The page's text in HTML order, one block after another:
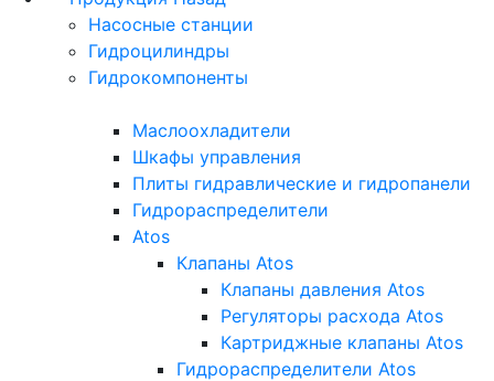
Насосные станции
Гидроцилиндры
Гидрокомпоненты
Маслоохладители
Шкафы управления
Плиты гидравлические и гидропанели
Гидрораспределители
Atos
Клапаны Atos
Клапаны давления Atos
Регуляторы расхода Atos
Картриджные клапаны Atos
Гидрораспределители Atos